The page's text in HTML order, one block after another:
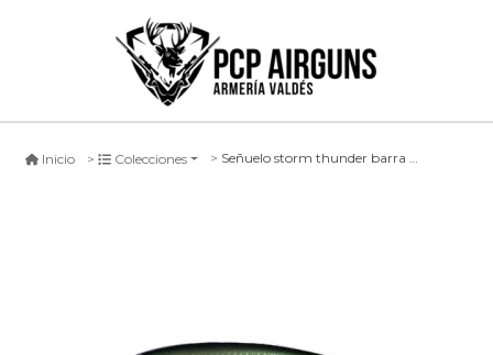
Inicio Colecciones Señuelo storm thunder barra #so, 11cm